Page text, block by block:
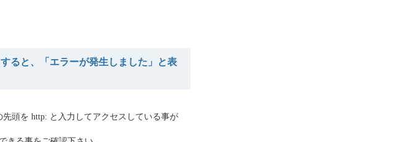
ると、「エラーが発生しました」と表
頭を http: と入力してアクセスしている事が